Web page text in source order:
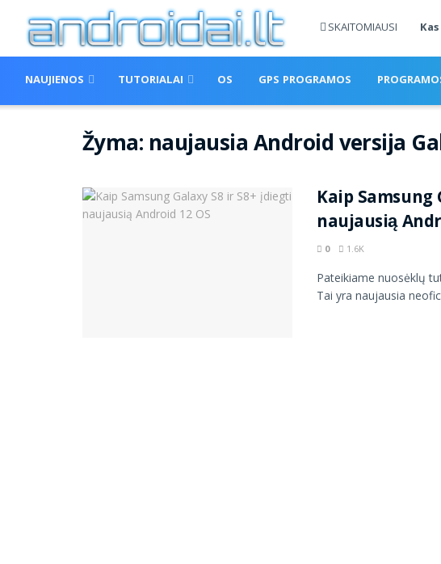
SKAITOMIAUSI
NAUJIENOS TUTORIALAI OS GPS PROGRAMOS
Žyma: naujausia Android versija
Kaip
naujausią
0 1.6K
Pateikiame nuosėklų
Tai yra naujausia